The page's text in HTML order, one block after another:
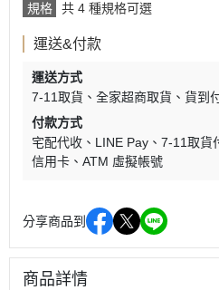
規格 共 4 種規格可選
運送&付款
運送方式
7-11取貨
全家超商取貨 貨到
付款方式
宅配代收
LINE Pay 7-11取貨
信用卡
ATM 虛擬帳號
分享商品到
商品詳情